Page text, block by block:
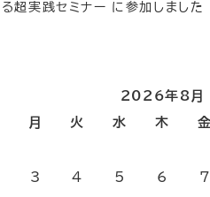
実践セミナー に参加しました
2026年8月
月
火 水 木 金
3 4 5 6 7